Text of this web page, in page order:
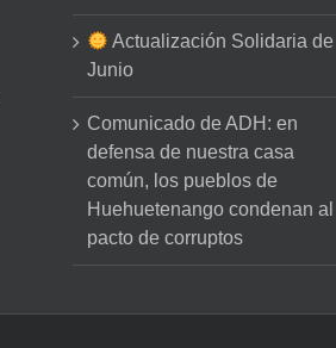
Actualización Solidaria de
Junio
Comunicado de ADH: en
defensa de nuestra casa
común, los pueblos de
Huehuetenango condenan al
pacto de corruptos